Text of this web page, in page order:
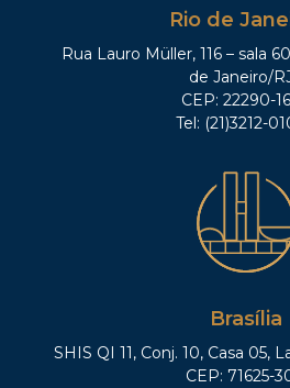
Rio de
Rua Lauro Müller, 116 – sala
de Janeiro/
CEP: 22290-
Tel: (21)3212-
Brasília
SHIS QI 11, Conj. 10, Casa 05,
CEP: 71625-